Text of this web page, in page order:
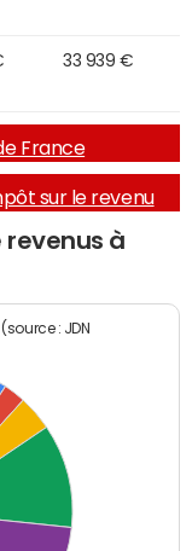
33 939 €
France
sur le revenu
revenus à
: JDN